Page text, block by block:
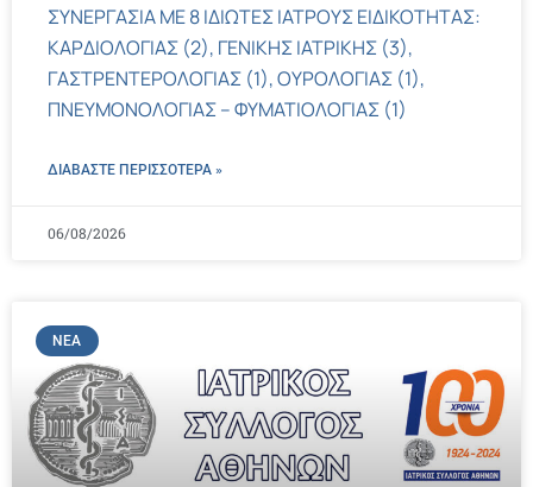
ΣΥΝΕΡΓΑΣΙΑ ΜΕ 8 ΙΔΙΩΤΕΣ ΙΑΤΡΟΥΣ ΕΙΔΙΚΟΤΗΤΑΣ:
ΚΑΡΔΙΟΛΟΓΙΑΣ (2), ΓΕΝΙΚΗΣ ΙΑΤΡΙΚΗΣ (3),
ΓΑΣΤΡΕΝΤΕΡΟΛΟΓΙΑΣ (1), ΟΥΡΟΛΟΓΙΑΣ (1),
ΠΝΕΥΜΟΝΟΛΟΓΙΑΣ – ΦΥΜΑΤΙΟΛΟΓΙΑΣ (1)
ΔΙΑΒΑΣΤΕ ΠΕΡΙΣΣΌΤΕΡΑ »
06/08/2026
ΝΈΑ